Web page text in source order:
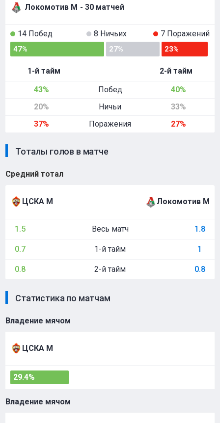
Локомотив М - 30 матчей
14 Побед 8 Ничьих 7 Поражений
47% 27% 23%
1-й тайм
2-й тайм
43%
Побед
40%
20%
Ничьи
33%
37%
Поражения 27%
Тоталы голов в матче
Средний тотал
ЦСКА М Локомотив М
1.5 Весь матч 1.8
0.7 1-й тайм 1
0.8 2-й тайм 0.8
Статистика по матчам
Владение мячом
ЦСКА М
29.4%
Владение мячом